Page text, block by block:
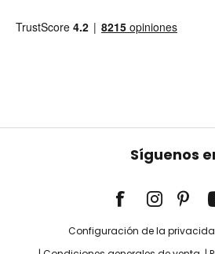
Síguenos
Configuración de la